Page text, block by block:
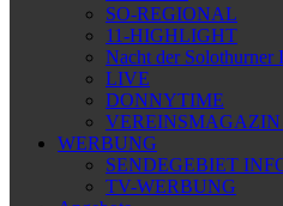
SO-REGIONAL
11-HIGHLIGHT
Nacht der Solothurner
LIVE
DONNYTIME
WERBUNG
SENDEGEBIET
TV-WERBUNG